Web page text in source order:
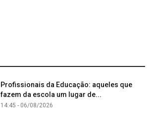
Profissionais da Educação: aqueles que
fazem da escola um lugar de...
14:45 - 06/08/2026